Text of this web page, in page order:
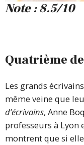
Note : 8.5/10
Quatrième
Les grands
même veine que
d’écrivains, Anne
professeurs à
montrent que si